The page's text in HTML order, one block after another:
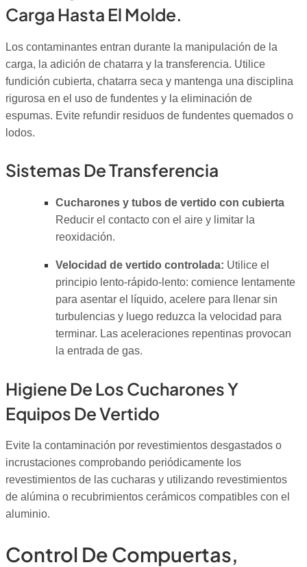
Carga Hasta El Molde.
Los contaminantes entran durante la manipulación de la
carga, la adición de chatarra y la transferencia. Utilice
fundición cubierta, chatarra seca y mantenga una disciplina
rigurosa en el uso de fundentes y la eliminación de
espumas. Evite refundir residuos de fundentes quemados o
lodos.
Sistemas De Transferencia
Cucharones y tubos de vertido con cubierta
Reducir el contacto con el aire y limitar la
reoxidación.
Velocidad de vertido controlada: Utilice el
principio lento-rápido-lento: comience lentamente
para asentar el líquido, acelere para llenar sin
turbulencias y luego reduzca la velocidad para
terminar. Las aceleraciones repentinas provocan
la entrada de gas.
Higiene De Los Cucharones Y
Equipos De Vertido
Evite la contaminación por revestimientos desgastados o
incrustaciones comprobando periódicamente los
revestimientos de las cucharas y utilizando revestimientos
de alúmina o recubrimientos cerámicos compatibles con el
aluminio.
Control De Compuertas,